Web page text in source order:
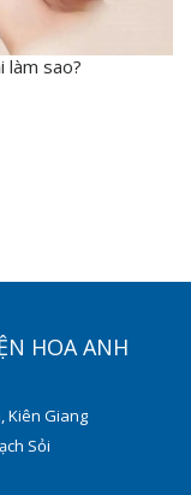
làm sao?
HOA ANH
Kiên Giang
Sỏi